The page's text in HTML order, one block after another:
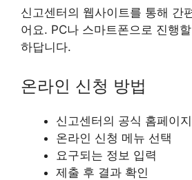
신고센터의 웹사이트를 통해 간
어요. PC나 스마트폰으로 진행
하답니다.
온라인 신청 방법
신고센터의 공식 홈페이
온라인 신청 메뉴 선택
요구되는 정보 입력
제출 후 결과 확인